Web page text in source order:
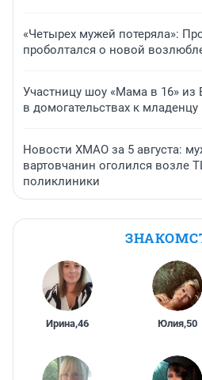
«Четырех мужей потеряла»:
проболтался о новой
Участницу шоу «Мама в 16» из
в домогательствах к младенцу
Новости ХМАО за 5 августа:
вартовчанин оголился возле
поликлиники
Ирина,46 Юлия,50